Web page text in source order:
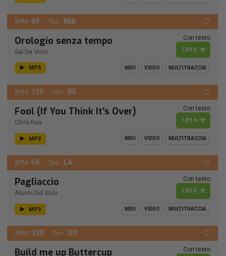
BPM: 69 Ton.: MIb
Orologio senza tempo
Sal Da Vinci
Con testo
1,89 €
MP3 MIDI VIDEO MULTITRACCIA
BPM: 110 Ton.: RE
Fool (If You Think It's Over)
Chris Rea
Con testo
1,89 €
MP3 MIDI VIDEO MULTITRACCIA
BPM: 56 Ton.: LA -
Pagliaccio
Alunni Del Sole
Con testo
1,89 €
MP3 MIDI VIDEO MULTITRACCIA
BPM: 130 Ton.: DO
Build me up Buttercup Con testo